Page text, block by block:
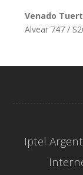
Venado
Alvear 747 /
Iptel